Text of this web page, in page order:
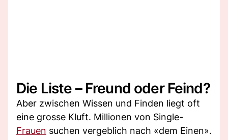
Die Liste – Freund oder Feind?
Aber zwischen Wissen und Finden liegt oft
eine grosse Kluft. Millionen von Single-
Frauen suchen vergeblich nach «dem Einen».